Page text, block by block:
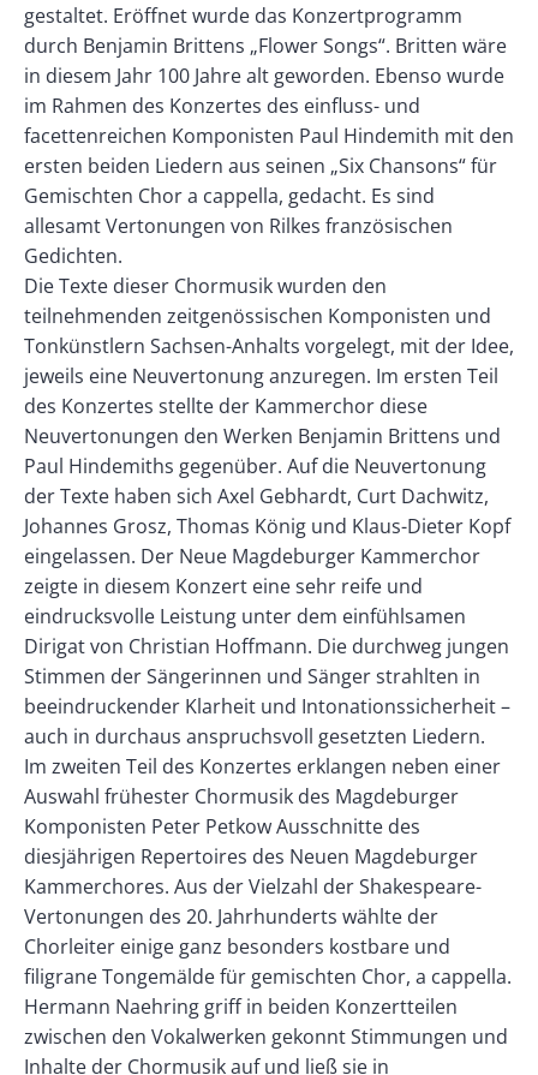
gestaltet. Eröffnet wurde das Konzertprogramm
durch Benjamin Brittens „Flower Songs“. Britten wäre
in diesem Jahr 100 Jahre alt geworden. Ebenso wurde
im Rahmen des Konzertes des einfluss- und
facettenreichen Komponisten Paul Hindemith mit den
ersten beiden Liedern aus seinen „Six Chansons“ für
Gemischten Chor a cappella, gedacht. Es sind
allesamt Vertonungen von Rilkes französischen
Gedichten.
Die Texte dieser Chormusik wurden den
teilnehmenden zeitgenössischen Komponisten und
Tonkünstlern Sachsen-Anhalts vorgelegt, mit der Idee,
jeweils eine Neuvertonung anzuregen. Im ersten Teil
des Konzertes stellte der Kammerchor diese
Neuvertonungen den Werken Benjamin Brittens und
Paul Hindemiths gegenüber. Auf die Neuvertonung
der Texte haben sich Axel Gebhardt, Curt Dachwitz,
Johannes Grosz, Thomas König und Klaus-Dieter Kopf
eingelassen. Der Neue Magdeburger Kammerchor
zeigte in diesem Konzert eine sehr reife und
eindrucksvolle Leistung unter dem einfühlsamen
Dirigat von Christian Hoffmann. Die durchweg jungen
Stimmen der Sängerinnen und Sänger strahlten in
beeindruckender Klarheit und Intonationssicherheit –
auch in durchaus anspruchsvoll gesetzten Liedern.
Im zweiten Teil des Konzertes erklangen neben einer
Auswahl frühester Chormusik des Magdeburger
Komponisten Peter Petkow Ausschnitte des
diesjährigen Repertoires des Neuen Magdeburger
Kammerchores. Aus der Vielzahl der Shakespeare-
Vertonungen des 20. Jahrhunderts wählte der
Chorleiter einige ganz besonders kostbare und
filigrane Tongemälde für gemischten Chor, a cappella.
Hermann Naehring griff in beiden Konzertteilen
zwischen den Vokalwerken gekonnt Stimmungen und
Inhalte der Chormusik auf und ließ sie in